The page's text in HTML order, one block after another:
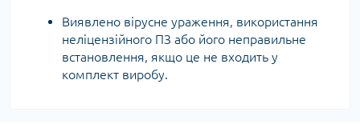
Виявлено вірусне ураження, використання
неліцензійного ПЗ або його неправильне
встановлення, якщо це не входить у
комплект виробу.